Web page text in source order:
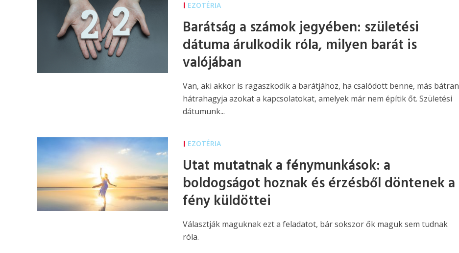
EZOTÉRIA
Barátság a számok jegyében: születési
dátuma árulkodik róla, milyen barát is
valójában
Van, aki akkor is ragaszkodik a barátjához, ha csalódott benne, más bátran
hátrahagyja azokat a kapcsolatokat, amelyek már nem építik őt. Születési
dátumunk...
EZOTÉRIA
Utat mutatnak a fénymunkások: a
boldogságot hoznak és érzésből döntenek a
fény küldöttei
Választják maguknak ezt a feladatot, bár sokszor ők maguk sem tudnak
róla.